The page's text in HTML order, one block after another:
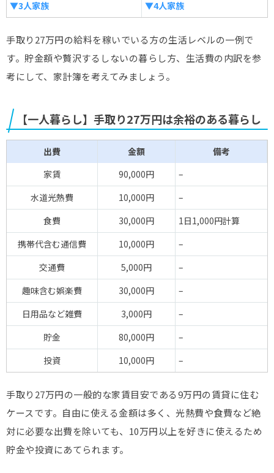
▼3人家族 ▼4人家族
手取り27万円の給料を稼いでいる方の生活レベルの一例で
す。貯金額や贅沢するしないの暮らし方、生活費の内訳を参
考にして、家計簿を考えてみましょう。
【一人暮らし】手取り27万円は余裕のある暮らし
出費 金額
備考
家賃
90,000円
–
水道光熱費
10,000円
–
食費
30,000円
1日1,000円計算
携帯代含む通信費
10,000円
–
交通費
5,000円
–
趣味含む娯楽費
30,000円
–
日用品など雑費
3,000円
–
貯金
80,000円
–
投資
10,000円 –
手取り27万円の一般的な家賃目安である9万円の賃貸に住む
ケースです。自由に使える金額は多く、光熱費や食費など絶
対に必要な出費を除いても、10万円以上を好きに使えるため
貯金や投資にあてられます。